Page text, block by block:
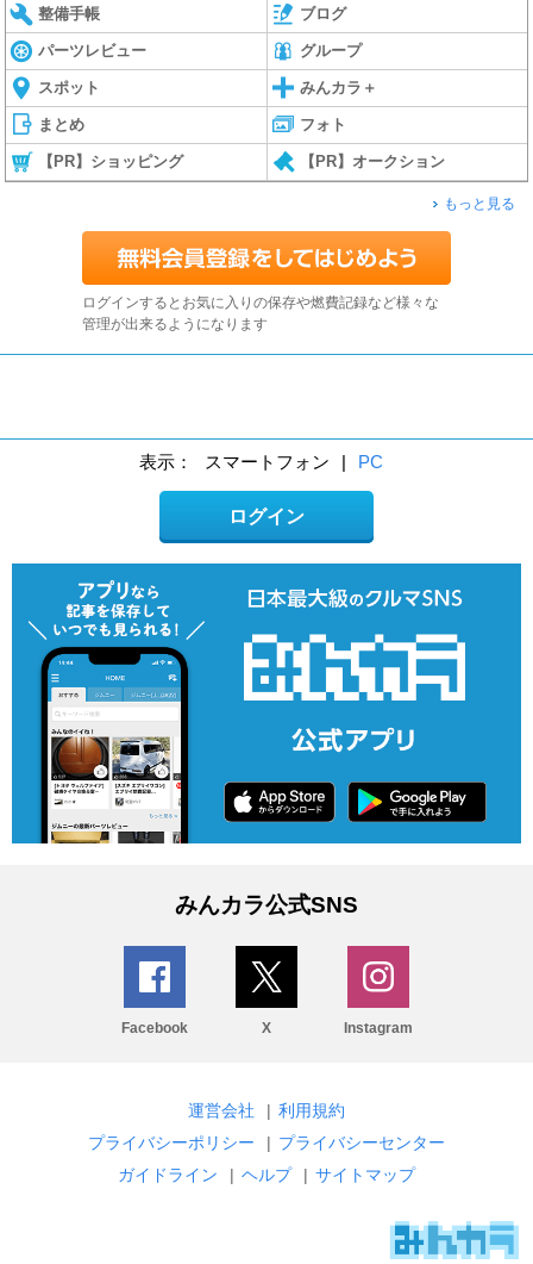
整備手帳 ブログ
パーツレビュー グループ
スポット みんカラ＋
まとめ フォト
【PR】ショッピング 【PR】オークション
もっと見る
ログインするとお気に入りの保存や燃費記録など様々な
管理が出来るようになります
表示： スマートフォン | PC
ログイン
みんカラ公式SNS
Facebook X Instagram
運営会社 | 利用規約
プライバシーポリシー
| プライバシーセンター
ガイドライン
| ヘルプ | サイトマップ